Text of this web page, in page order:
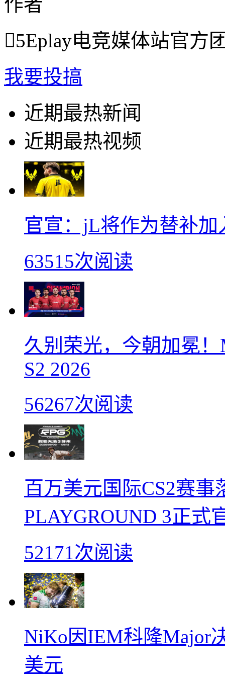
5Eplay电竞媒体站官方
我要投搞
近期最热新闻
近期最热视频
官宣：jL将作为替补加
63515次阅读
久别荣光，今朝加冕
S2 2026
56267次阅读
百万美元国际CS2赛事
PLAYGROUND 3正式
52171次阅读
NiKo因IEM科隆Major
美元